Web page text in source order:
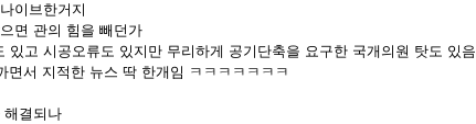
이브한거지
면 관의 힘을 빼던가
고 시공오류도 있지만 무리하게 공기단축을 요구한 국개의원 탓도 있음
서 지적한 뉴스 딱 한개임 ㅋㅋㅋㅋㅋㅋㅋ
해결되나